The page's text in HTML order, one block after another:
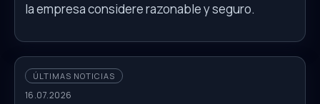
la empresa considere razonable y seguro.
ÚLTIMAS NOTICIAS
16.07.2026